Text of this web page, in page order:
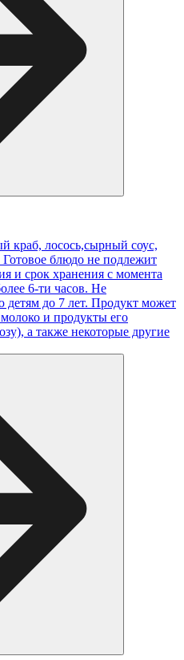
краб, лосось,сырный соус,
Готовое блюдо не подлежит
и срок хранения с момента
6-ти часов. Не
детям до 7 лет. Продукт может
и продукты его
а также некоторые другие